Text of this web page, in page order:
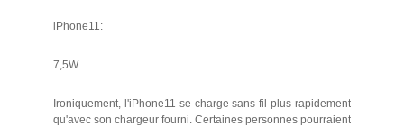
iPhone11:
7,5W
Ironiquement, l'iPhone11 se charge sans fil plus rapidement
qu'avec son chargeur fourni. Certaines personnes pourraient